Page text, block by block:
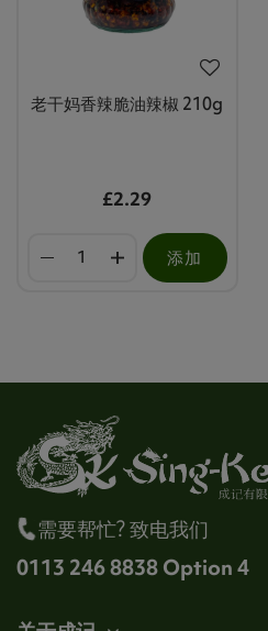
老干妈香辣脆油辣椒 210g
£2.29
添加
需要帮忙? 致电我们
0113 246 8838 Option 4